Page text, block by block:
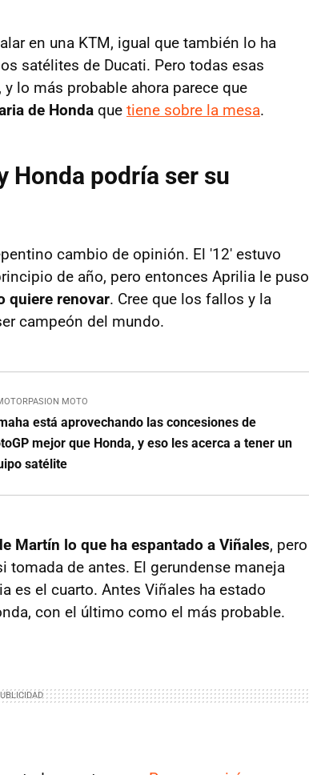
en una KTM, igual que también lo ha
satélites de Ducati. Pero todas esas
lo más probable ahora parece que
de Honda que tiene sobre la mesa.
Honda podría ser su
cambio de opinión. El '12' estuvo
de año, pero entonces Aprilia le puso
quiere renovar. Cree que los fallos y la
campeón del mundo.
MOTO
está aprovechando las concesiones de
mejor que Honda, y eso les acerca a tener un
satélite
Martín lo que ha espantado a Viñales, pero
tomada de antes. El gerundense maneja
es el cuarto. Antes Viñales ha estado
con el último como el más probable.